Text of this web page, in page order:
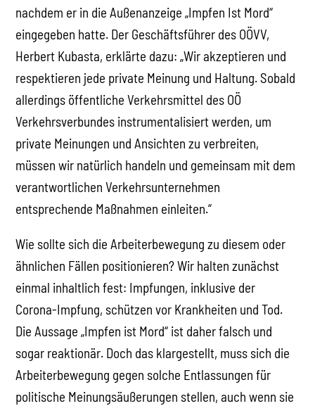
nachdem er in die Außenanzeige „Impfen Ist Mord“
eingegeben hatte. Der Geschäftsführer des OÖVV,
Herbert Kubasta, erklärte dazu: „Wir akzeptieren und
respektieren jede private Meinung und Haltung. Sobald
allerdings öffentliche Verkehrsmittel des OÖ
Verkehrsverbundes instrumentalisiert werden, um
private Meinungen und Ansichten zu verbreiten,
müssen wir natürlich handeln und gemeinsam mit dem
verantwortlichen Verkehrsunternehmen
entsprechende Maßnahmen einleiten.“
Wie sollte sich die Arbeiterbewegung zu diesem oder
ähnlichen Fällen positionieren? Wir halten zunächst
einmal inhaltlich fest: Impfungen, inklusive der
Corona-Impfung, schützen vor Krankheiten und Tod.
Die Aussage „Impfen ist Mord“ ist daher falsch und
sogar reaktionär. Doch das klargestellt, muss sich die
Arbeiterbewegung gegen solche Entlassungen für
politische Meinungsäußerungen stellen, auch wenn sie